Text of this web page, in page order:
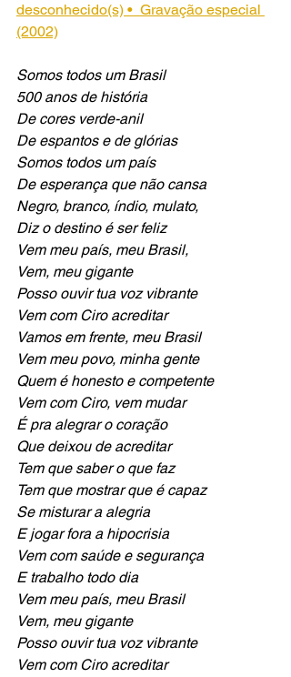
desconhecido(s) •  Gravação especial
(2002)
Somos todos um Brasil
500 anos de história
De cores verde-anil
De espantos e de glórias
Somos todos um país
De esperança que não cansa
Negro, branco, índio, mulato,
Diz o destino é ser feliz
Vem meu país, meu Brasil,
Vem, meu gigante
Posso ouvir tua voz vibrante
Vem com Ciro acreditar
Vamos em frente, meu Brasil
Vem meu povo, minha gente
Quem é honesto e competente
Vem com Ciro, vem mudar
É pra alegrar o coração
Que deixou de acreditar
Tem que saber o que faz
Tem que mostrar que é capaz
Se misturar a alegria
E jogar fora a hipocrisia
Vem com saúde e segurança
E trabalho todo dia
Vem meu país, meu Brasil
Vem, meu gigante
Posso ouvir tua voz vibrante
Vem com Ciro acreditar